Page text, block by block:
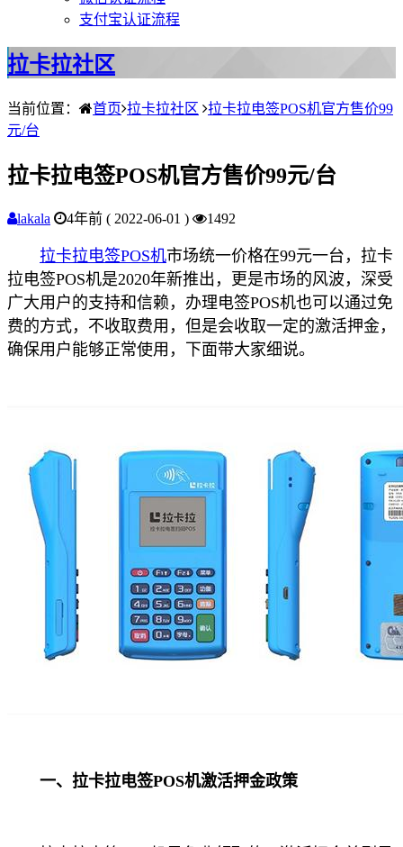
支付宝认证流程
拉卡拉社区
当前位置： 首页 拉卡拉社区
拉卡拉电签POS机官方售价99
元/台
拉卡拉电签POS机官方售价99元/台
lakala 4年前 ( 2022-06-01 ) 1492
拉卡拉电签POS机市场统一价格在99元一台，拉卡
拉电签POS机是2020年新推出，更是市场的风波，深受
广大用户的支持和信赖，办理电签POS机也可以通过免
费的方式，不收取费用，但是会收取一定的激活押金，
确保用户能够正常使用，下面带大家细说。
一、拉卡拉电签POS机激活押金政策